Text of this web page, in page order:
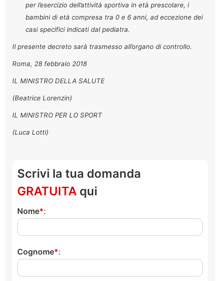
per l’esercizio dell’attività sportiva in età prescolare, i
bambini di età compresa tra 0 e 6 anni, ad eccezione dei
casi specifici indicati dal pediatra.
Il presente decreto sarà trasmesso all’organo di controllo.
Roma, 28 febbraio 2018
IL MINISTRO DELLA SALUTE
(Beatrice Lorenzin)
IL MINISTRO PER LO SPORT
(Luca Lotti)
Scrivi la tua domanda
GRATUITA qui
Nome :
Cognome :